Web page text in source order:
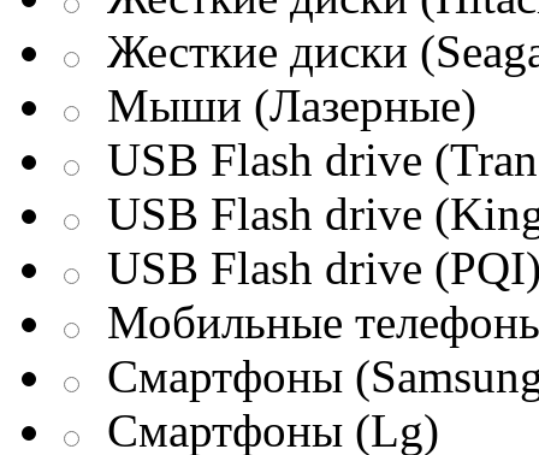
Жесткие диски
Мыши (Лазерные)
USB Flash drive
USB Flash drive
USB Flash drive
Мобильные
Смартфоны
Смартфоны (Lg)